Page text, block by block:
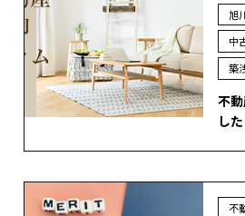
旭
中
築
不
し
不